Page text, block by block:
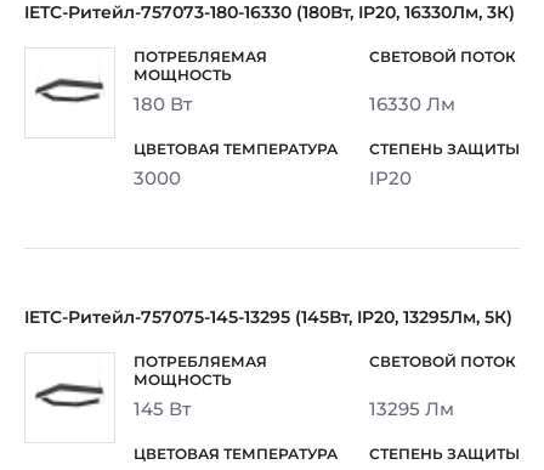
IETC-Ритейл-757073-180-16330 (180Вт, IP20, 16330Лм, 3К)
180 Вт 16330 Лм
3000 IP20
IETC-Ритейл-757075-145-13295 (145Вт, IP20, 13295Лм, 5К)
145 Вт 13295 Лм